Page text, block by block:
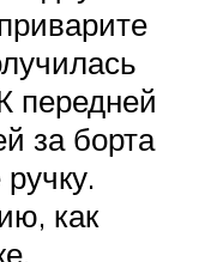
передней
за борта
как